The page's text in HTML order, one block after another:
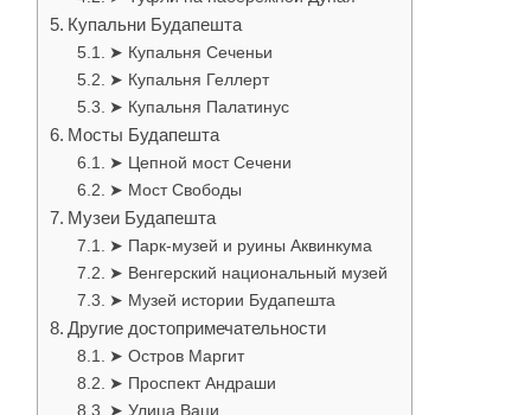
Купальни Будапешта
➤ Купальня Сеченьи
➤ Купальня Геллерт
➤ Купальня Палатинус
Мосты Будапешта
➤ Цепной мост Сечени
➤ Мост Свободы
Музеи Будапешта
➤ Парк-музей и руины Аквинкума
➤ Венгерский национальный музей
➤ Музей истории Будапешта
Другие достопримечательности
➤ Остров Маргит
➤ Проспект Андраши
➤ Улица Ваци